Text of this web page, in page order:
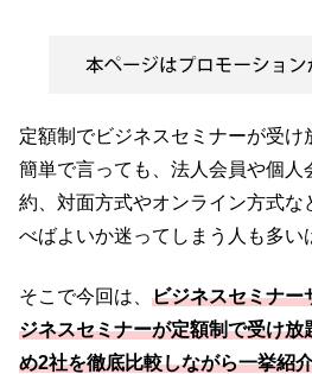
定額制でビジネスセミナーが受け
簡単で言っても、法人会員や個人
約、対面方式やオンライン方式な
べばよいか迷ってしまう人も多い
そこで今回は、 ビジネスセミナー
ジネスセミナーが定額制で受け放
め2社を徹底比較しながら一挙紹